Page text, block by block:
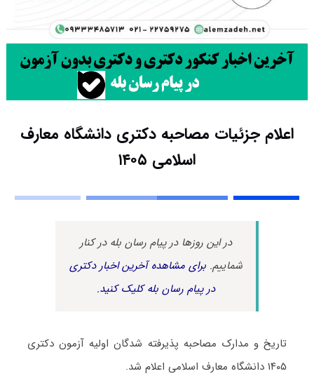
اعلام جزئیات مصاحبه دکتری دانشگاه معارف
اسلامی ۱۴۰۵
در این روزها در پیام رسان بله در کنار
شماییم.برای مشاهده آخرین اخبار دکتری
در پیام رسان بله کلیک کنید.
تاریخ و مدارک مصاحبه پذیرفته شدگان اولیه آزمون دکتری
۱۴۰۵ دانشگاه معارف اسلامی اعلام شد.